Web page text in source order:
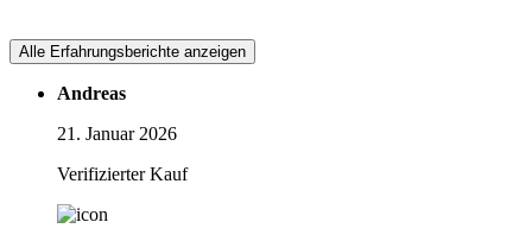
Alle Erfahrungsberichte anzeigen
Andreas
21. Januar 2026
Verifizierter Kauf